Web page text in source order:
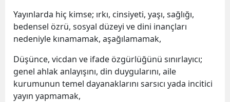
Yayınlarda hiç kimse; ırkı, cinsiyeti, yaşı, sağlığı,
bedensel özrü, sosyal düzeyi ve dini inançları
nedeniyle kınamamak, aşağılamamak,
Düşünce, vicdan ve ifade özgürlüğünü sınırlayıcı;
genel ahlak anlayışını, din duygularını, aile
kurumunun temel dayanaklarını sarsıcı yada incitici
yayın yapmamak,